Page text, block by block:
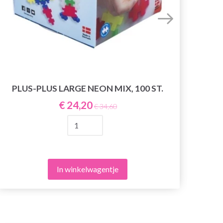
PLUS-PLUS LARGE NEON MIX, 100 ST.
€ 24,20€ 34,60
In winkelwagentje